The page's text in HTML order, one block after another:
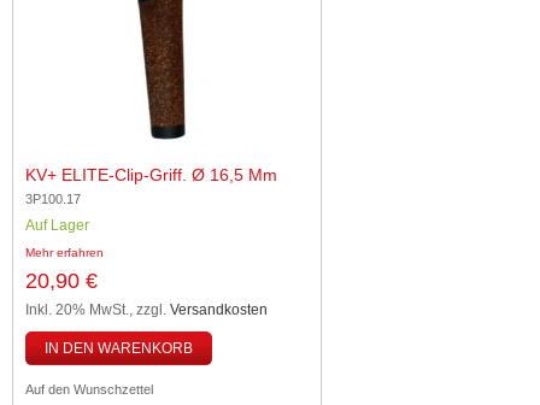
KV+ ELITE-Clip-Griff. Ø 16,5 Mm
3P100.17
Auf Lager
Mehr erfahren
20,90 €
Inkl. 20% MwSt., zzgl. Versandkosten
IN DEN WARENKORB
Auf den Wunschzettel